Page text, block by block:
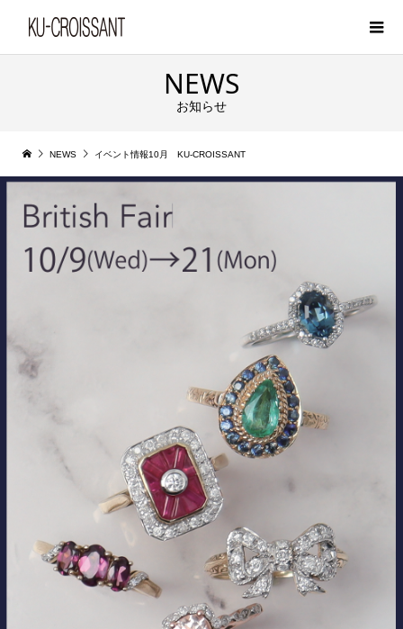
NEWS
お知らせ
NEWS イベント情報10月 KU-CROISSANT